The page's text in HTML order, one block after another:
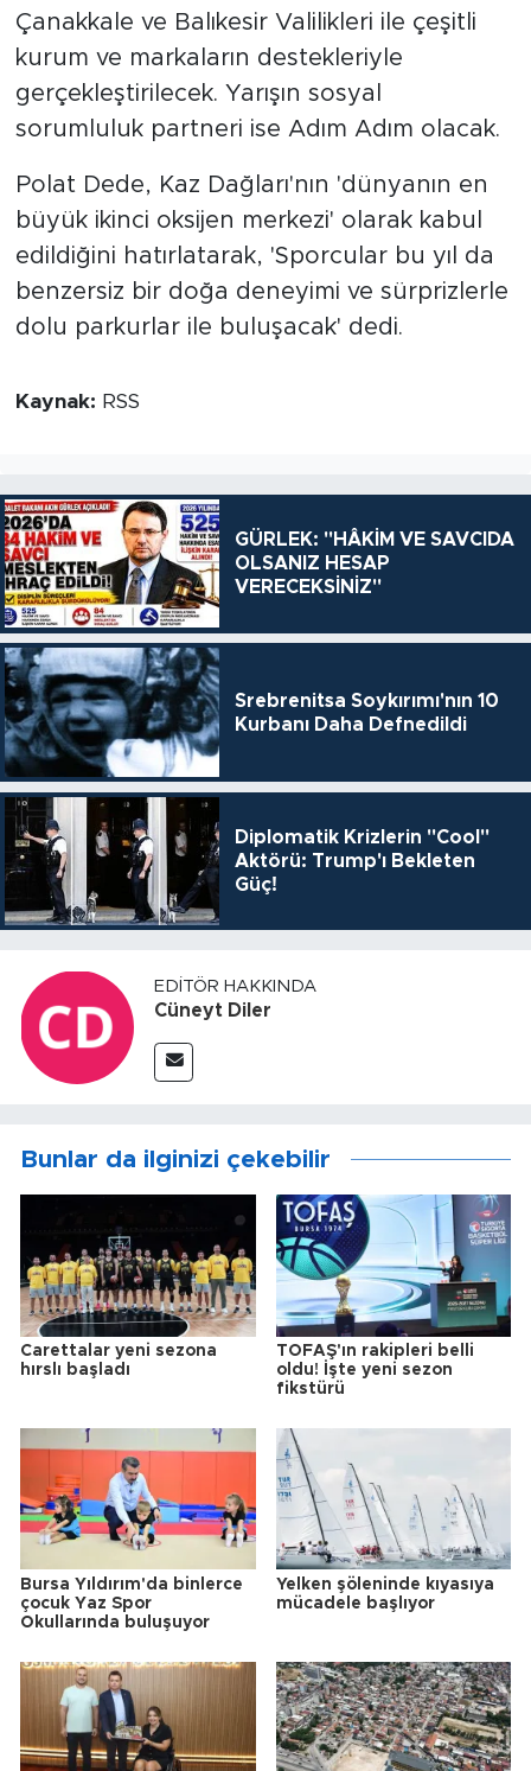
Çanakkale ve Balıkesir Valilikleri ile çeşitli
kurum ve markaların destekleriyle
gerçekleştirilecek. Yarışın sosyal
sorumluluk partneri ise Adım Adım olacak.
Polat Dede, Kaz Dağları'nın 'dünyanın en
büyük ikinci oksijen merkezi' olarak kabul
edildiğini hatırlatarak, 'Sporcular bu yıl da
benzersiz bir doğa deneyimi ve sürprizlerle
dolu parkurlar ile buluşacak' dedi.
Kaynak: RSS
GÜRLEK: "HÂKİM VE SAVCIDA
OLSANIZ HESAP
VERECEKSİNİZ"
Srebrenitsa Soykırımı'nın 10
Kurbanı Daha Defnedildi
Diplomatik Krizlerin "Cool"
Aktörü: Trump'ı Bekleten
Güç!
EDITÖR HAKKINDA
Cüneyt Diler
Bunlar da ilginizi çekebilir
Carettalar yeni sezona
hırslı başladı
TOFAŞ'ın rakipleri belli
oldu! İşte yeni sezon
fikstürü
Bursa Yıldırım'da binlerce
çocuk Yaz Spor
Okullarında buluşuyor
Yelken şöleninde kıyasıya
mücadele başlıyor